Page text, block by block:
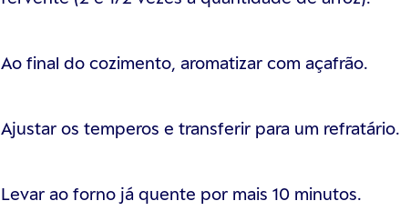
Ao final do cozimento, aromatizar com açafrão.
Ajustar os temperos e transferir para um refratário.
Levar ao forno já quente por mais 10 minutos.